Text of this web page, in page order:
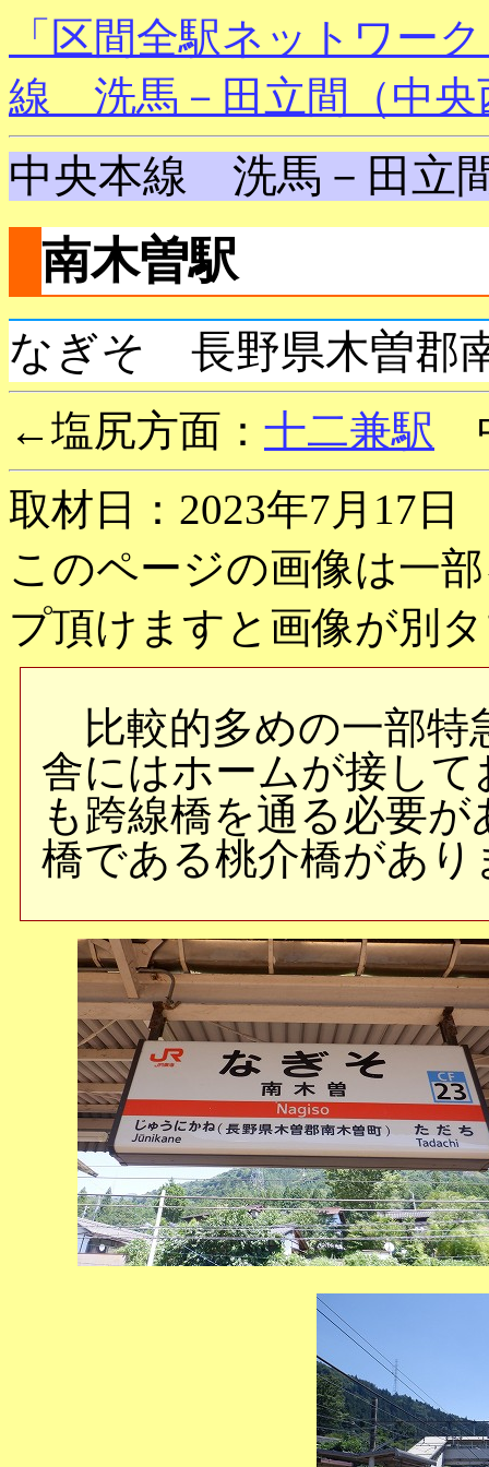
「区間全駅ネットワー
線 洗馬－田立間（中央
中央本線 洗馬－田立
南木曽駅
なぎそ 長野県木曽郡
←塩尻方面： 十二兼駅
取材日：2023年7月17日
このページの画像は一
プ頂けますと画像が別
比較的多めの一部特
舎にはホームが接し
も跨線橋を通る必要
橋である桃介橋があり